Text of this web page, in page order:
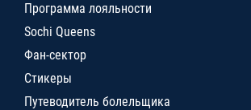
Программа лояльности
Sochi Queens
Фан-сектор
Стикеры
Путеводитель болельщика